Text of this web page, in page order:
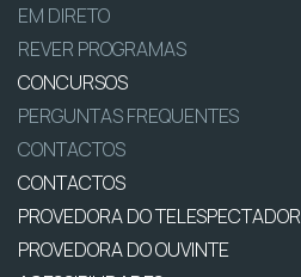
EM DIRETO
REVER PROGRAMAS
CONCURSOS
PERGUNTAS FREQUENTES
CONTACTOS
CONTACTOS
PROVEDORA DO TELESPECTADOR
PROVEDORA DO OUVINTE